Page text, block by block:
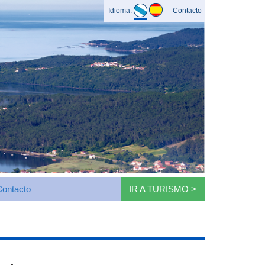
Idioma: Contacto
IR A TURISMO >